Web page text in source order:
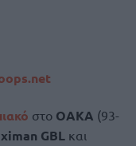
στο ΟΑΚΑ (93-
GBL και